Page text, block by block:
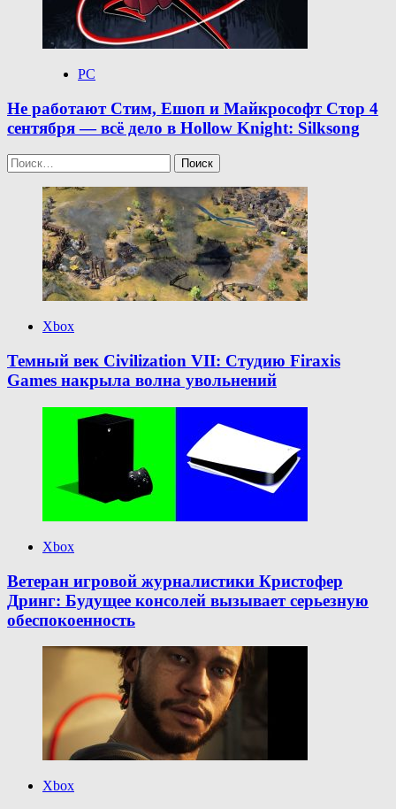
PC
Не работают Стим, Ешоп и Майкрософт Стор 4
сентября — всё дело в Hollow Knight: Silksong
Найти:
Xbox
Темный век Civilization VII: Студию Firaxis
Games накрыла волна увольнений
Xbox
Ветеран игровой журналистики Кристофер
Дринг: Будущее консолей вызывает серьезную
обеспокоенность
Xbox